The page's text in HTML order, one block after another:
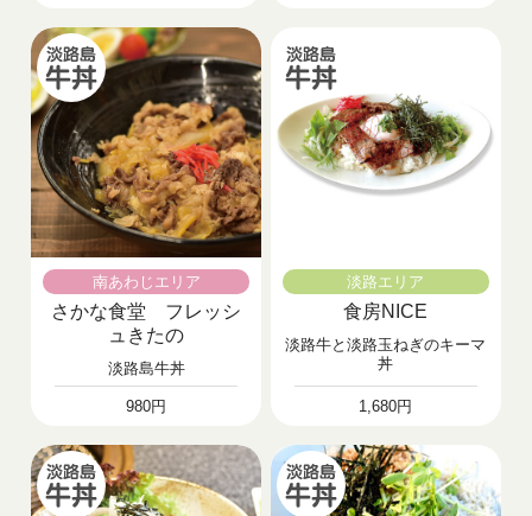
南あわじエリア
さかな食堂 フレッシ
ュきたの
淡路島牛丼
980円
淡路エリア
食房NICE
淡路牛と淡路玉ねぎのキーマ
丼
1,680円